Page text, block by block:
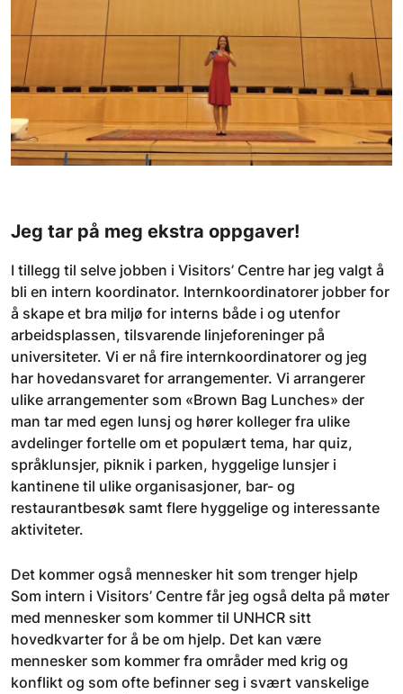
Jeg tar på meg ekstra oppgaver!
I tillegg til selve jobben i Visitors’ Centre har jeg valgt å
bli en intern koordinator. Internkoordinatorer jobber for
å skape et bra miljø for interns både i og utenfor
arbeidsplassen, tilsvarende linjeforeninger på
universiteter. Vi er nå fire internkoordinatorer og jeg
har hovedansvaret for arrangementer. Vi arrangerer
ulike arrangementer som «Brown Bag Lunches» der
man tar med egen lunsj og hører kolleger fra ulike
avdelinger fortelle om et populært tema, har quiz,
språklunsjer, piknik i parken, hyggelige lunsjer i
kantinene til ulike organisasjoner, bar- og
restaurantbesøk samt flere hyggelige og interessante
aktiviteter.
Det kommer også mennesker hit som trenger hjelp
Som intern i Visitors’ Centre får jeg også delta på møter
med mennesker som kommer til UNHCR sitt
hovedkvarter for å be om hjelp. Det kan være
mennesker som kommer fra områder med krig og
konflikt og som ofte befinner seg i svært vanskelige